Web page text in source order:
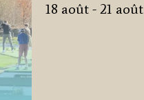
18 août - 21 août